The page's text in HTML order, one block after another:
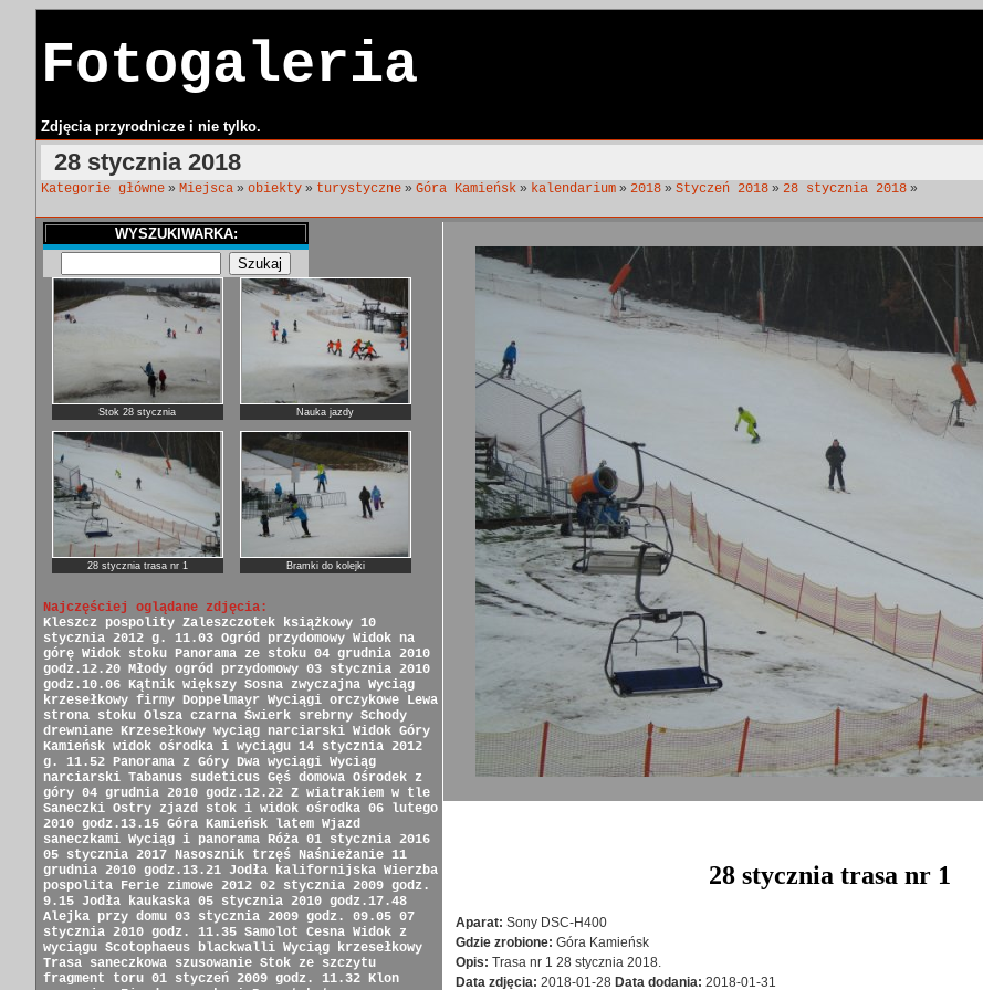
Fotogaleria
Zdjęcia przyrodnicze i nie tylko.
28 stycznia 2018
Kategorie główne » Miejsca » obiekty » turystyczne » Góra Kamieńsk » kalendarium » 2018 » Styczeń 2018 » 28 stycznia 2018 »
WYSZUKIWARKA:
Stok 28 stycznia Nauka jazdy
28 stycznia trasa nr 1 Bramki do kolejki
Najczęściej oglądane zdjęcia:
Kleszcz pospolity Zaleszczotek książkowy 10
stycznia 2012 g. 11.03 Ogród przydomowy Widok na
górę Widok stoku Panorama ze stoku 04 grudnia 2010
godz.12.20 Młody ogród przydomowy 03 stycznia 2010
godz.10.06 Kątnik większy Sosna zwyczajna Wyciąg
krzesełkowy firmy Doppelmayr Wyciągi orczykowe Lewa
strona stoku Olsza czarna Świerk srebrny Schody
drewniane Krzesełkowy wyciąg narciarski Widok Góry
Kamieńsk widok ośrodka i wyciągu 14 stycznia 2012
g. 11.52 Panorama z Góry Dwa wyciągi Wyciąg
narciarski Tabanus sudeticus Gęś domowa Ośrodek z
góry 04 grudnia 2010 godz.12.22 Z wiatrakiem w tle
Saneczki Ostry zjazd stok i widok ośrodka 06 lutego
2010 godz.13.15 Góra Kamieńsk latem Wjazd
saneczkami Wyciąg i panorama Róża 01 stycznia 2016
05 stycznia 2017 Nasosznik trzęś Naśnieżanie 11
grudnia 2010 godz.13.21 Jodła kalifornijska Wierzba
pospolita Ferie zimowe 2012 02 stycznia 2009 godz.
9.15 Jodła kaukaska 05 stycznia 2010 godz.17.48
Alejka przy domu 03 stycznia 2009 godz. 09.05 07
stycznia 2010 godz. 11.35 Samolot Cesna Widok z
wyciągu Scotophaeus blackwalli Wyciąg krzesełkowy
Trasa saneczkowa szusowanie Stok ze szczytu
fragment toru 01 styczeń 2009 godz. 11.32 Klon
28 stycznia trasa nr 1
Aparat: Sony DSC-H400
Gdzie zrobione: Góra Kamieńsk
Opis: Trasa nr 1 28 stycznia 2018.
Data zdjęcia: 2018-01-28 Data dodania: 2018-01-31